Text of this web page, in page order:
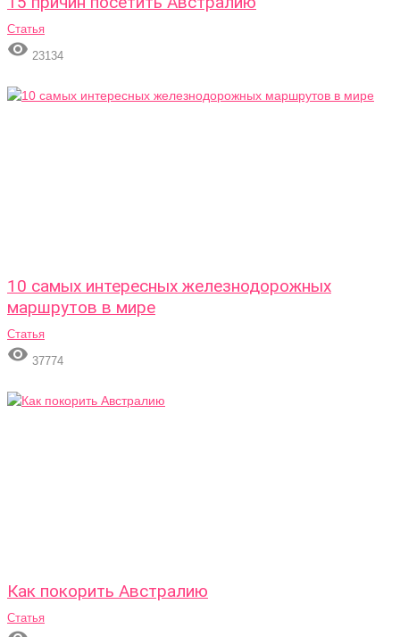
Статья
 23134
10 самых интересных железнодорожных
маршрутов в мире
Статья
 37774
Как покорить Австралию
Статья